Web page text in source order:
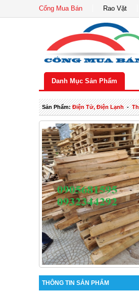
Cổng Mua Bán Rao Vặt
Danh Mục Sản Phẩm
Sản Phẩm:Điện Tử, Điện Lạnh-
THÔNG TIN SẢN PHẨM